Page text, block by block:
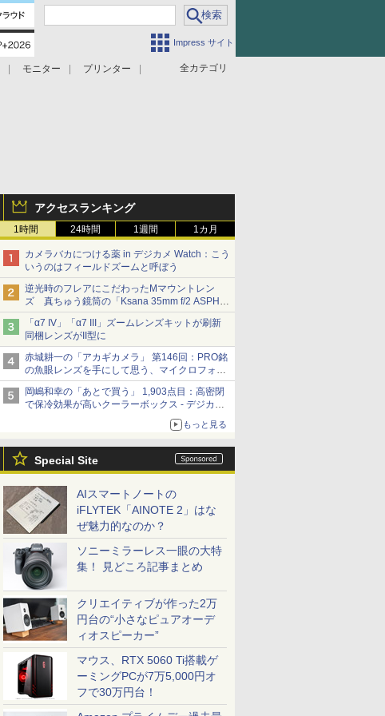
Impress サイト
全カテゴリ
モニター
プリンター
アクセスランキング
1時間 24時間 1週間 1カ月
カメラバカにつける薬 in デジカメ Watch：こう
いうのはフィールドズームと呼ぼう
逆光時のフレアにこだわったMマウントレン
ズ 真ちゅう鏡筒の「Ksana 35mm f/2 ASPH.
シルバークローム」
「α7 IV」「α7 III」ズームレンズキットが刷新
同梱レンズがII型に
赤城耕一の「アカギカメラ」 第146回：PRO銘
の魚眼レンズを手にして思う、マイクロフォー
サーズへの期待と可能性
岡嶋和幸の「あとで買う」 1,903点目：高密閉
で保冷効果が高いクーラーボックス - デジカメ
もっと見る
Special Site
AIスマートノートの
iFLYTEK「AINOTE 2」はな
ぜ魅力的なのか？
ソニーミラーレス一眼の大特
集！ 見どころ記事まとめ
クリエイティブが作った2万
円台の“小さなピュアオーデ
ィオスピーカー”
マウス、RTX 5060 Ti搭載ゲ
ーミングPCが7万5,000円オ
フで30万円台！